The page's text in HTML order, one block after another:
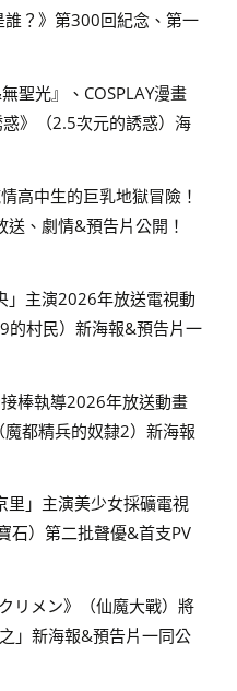
？》第300回紀念、第一
聖光』、COSPLAY漫畫
》（2.5次元的誘惑）海
高中生的巨乳地獄冒險！
、劇情&預告片公開！
」主演2026年放送電視動
的村民）新海報&預告片一
棒執導2026年放送動畫
都精兵的奴隸2）新海報
」主演美少女採礦電視
石）第二批聲優&首支PV
リメン》（仙魔大戰）將
」新海報&預告片一同公